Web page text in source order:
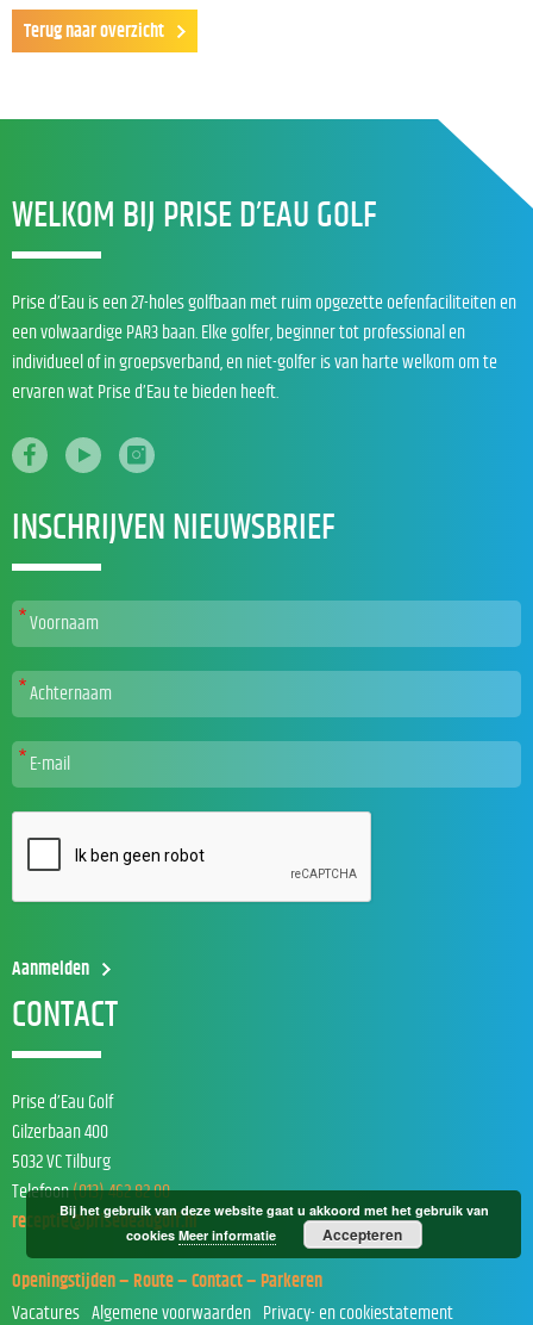
Terug naar overzicht
WELKOM BIJ PRISE D’EAU GOLF
Prise d’Eau is een 27-holes golfbaan met ruim opgezette oefenfaciliteiten en
een volwaardige PAR3 baan. Elke golfer, beginner tot professional en
individueel of in groepsverband, en niet-golfer is van harte welkom om te
ervaren wat Prise d’Eau te bieden heeft.
INSCHRIJVEN NIEUWSBRIEF
CONTACT
Prise d’Eau Golf
Gilzerbaan 400
5032 VC Tilburg
Telefoon(013) 462 82 00
receptie@prisedeaugolf.nl
Openingstijden – Route – Contact – Parkeren
Vacatures
Algemene voorwaarden Privacy- en cookiestatement
Bij het gebruik van deze website gaat u akkoord met het gebruik van
cookies Meer informatie Accepteren